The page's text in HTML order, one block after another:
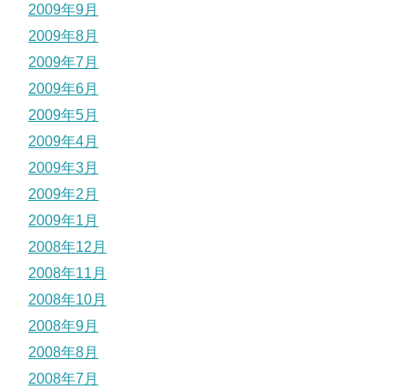
2009年9月
2009年8月
2009年7月
2009年6月
2009年5月
2009年4月
2009年3月
2009年2月
2009年1月
2008年12月
2008年11月
2008年10月
2008年9月
2008年8月
2008年7月